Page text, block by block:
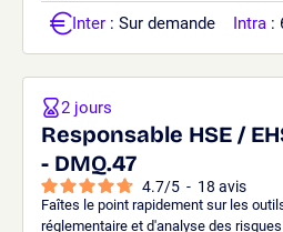
Inter : Sur demande Intra :
Responsable HSE /
- DMQ.47
4.7/5 - 18 avis
Faîtes le point rapidement sur les
réglementaire et d'analyse des
2 jours